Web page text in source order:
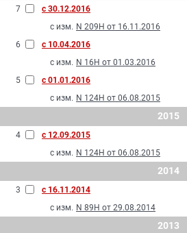
7
с 30.12.2016
с изм. N 209Н от 16.11.2016
6
с 10.04.2016
с изм. N 16Н от 01.03.2016
5
с 01.01.2016
с изм. N 124Н от 06.08.2015
2015
4
с 12.09.2015
с изм. N 124Н от 06.08.2015
2014
3
с 16.11.2014
с изм. N 89Н от 29.08.2014
2013